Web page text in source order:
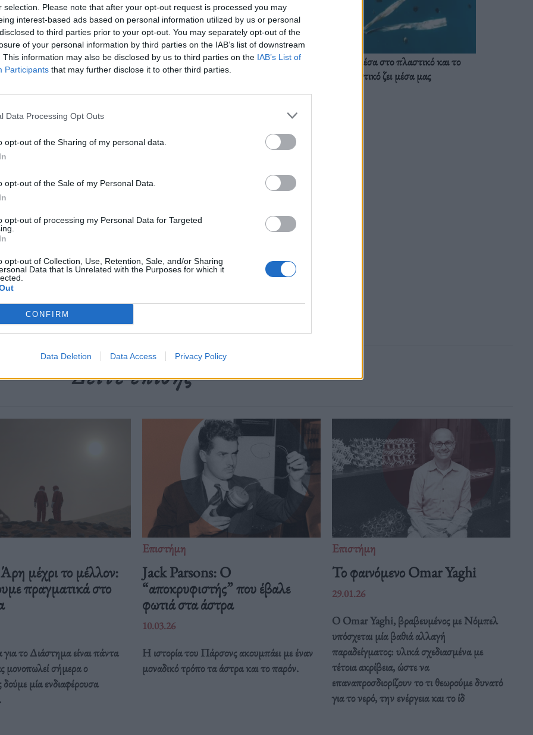
selection. Please note that after your opt-out request is processed you may
interest-based ads based on personal information utilized by us or personal
to third parties prior to your opt-out. You may separately opt-out of the
of your personal information by third parties on the IAB’s list of downstream
This information may also be disclosed by us to third parties on the IAB’s List of
Participants that may further disclose it to other third parties.
Data Processing Opt Outs
opt-out of the Sharing of my personal data.
opt-out of the Sale of my Personal Data.
opt-out of processing my Personal Data for Targeted
opt-out of Collection, Use, Retention, Sale, and/or Sharing
Data that Is Unrelated with the Purposes for which it
CONFIRM
Data Deletion Data Access Privacy Policy
στην Αθήνα αντικείμενα που
→
Ζούμε ήδη μέσα στο πλαστικό και το
πλαστικό ζει μέσα μας
Δείτε επίσης
μέχρι το μέλλον:
πραγματικά στο
το Διάστημα είναι πάντα
μονοπωλεί σήμερα ο
μία ενδιαφέρουσα
Επιστήμη
Jack Parsons: O
“αποκρυφιστής” που έβαλε
φωτιά στα άστρα
10.03.26
Η ιστορία του Πάρσονς ακουμπάει με έναν
μοναδικό τρόπο τα άστρα και το παρόν.
Επιστήμη
Το φαινόμενο Omar Yaghi
29.01.26
Ο Omar Yaghi, βραβευμένος με Νόμπελ
υπόσχεται μία βαθιά αλλαγή
παραδείγματος: υλικά σχεδιασμένα με
τέτοια ακρίβεια, ώστε να
επαναπροσδιορίζουν το τι θεωρούμε δυνατό
για το νερό, την ενέργεια και το ίδ